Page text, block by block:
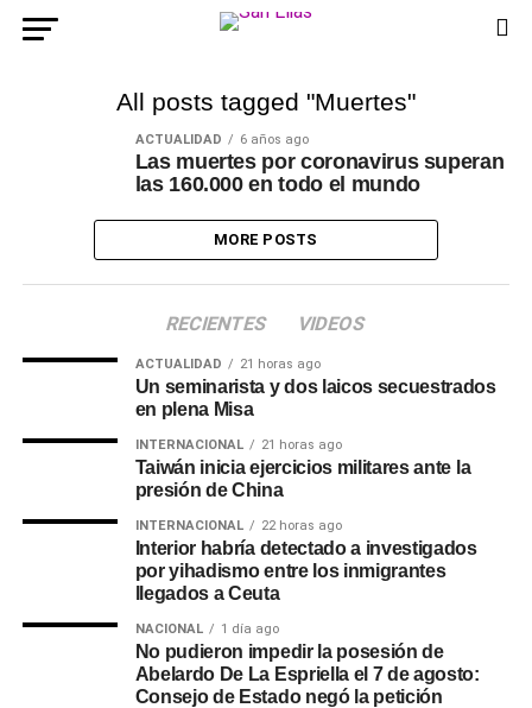
All posts tagged "Muertes"
ACTUALIDAD 6 años ago
Las muertes por coronavirus superan
las 160.000 en todo el mundo
MORE POSTS
RECIENTES VIDEOS
ACTUALIDAD 21 horas ago
Un seminarista y dos laicos secuestrados
en plena Misa
INTERNACIONAL 21 horas ago
Taiwán inicia ejercicios militares ante la
presión de China
INTERNACIONAL 22 horas ago
Interior habría detectado a investigados
por yihadismo entre los inmigrantes
llegados a Ceuta
NACIONAL 1 día ago
No pudieron impedir la posesión de
Abelardo De La Espriella el 7 de agosto:
Consejo de Estado negó la petición